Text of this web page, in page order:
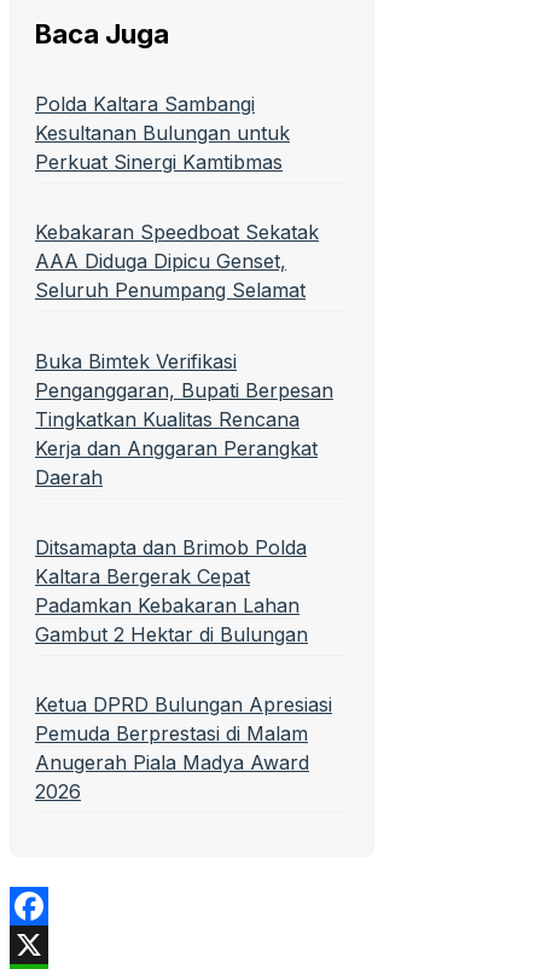
Baca Juga
Polda Kaltara Sambangi
Kesultanan Bulungan untuk
Perkuat Sinergi Kamtibmas
Kebakaran Speedboat Sekatak
AAA Diduga Dipicu Genset,
Seluruh Penumpang Selamat
Buka Bimtek Verifikasi
Penganggaran, Bupati Berpesan
Tingkatkan Kualitas Rencana
Kerja dan Anggaran Perangkat
Daerah
Ditsamapta dan Brimob Polda
Kaltara Bergerak Cepat
Padamkan Kebakaran Lahan
Gambut 2 Hektar di Bulungan
Ketua DPRD Bulungan Apresiasi
Pemuda Berprestasi di Malam
Anugerah Piala Madya Award
2026
Facebook